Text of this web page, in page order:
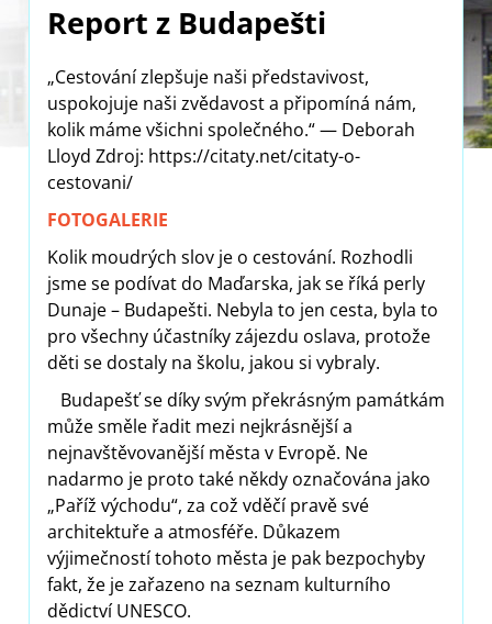
Report z Budapešti
„Cestování zlepšuje naši představivost,
uspokojuje naši zvědavost a připomíná nám,
kolik máme všichni společného.“ — Deborah
Lloyd Zdroj: https://citaty.net/citaty-o-
cestovani/
FOTOGALERIE
Kolik moudrých slov je o cestování. Rozhodli
jsme se podívat do Maďarska, jak se říká perly
Dunaje – Budapešti. Nebyla to jen cesta, byla to
pro všechny účastníky zájezdu oslava, protože
děti se dostaly na školu, jakou si vybraly.
Budapešť se díky svým překrásným památkám
může směle řadit mezi nejkrásnější a
nejnavštěvovanější města v Evropě. Ne
nadarmo je proto také někdy označována jako
„Paříž východu“, za což vděčí pravě své
architektuře a atmosféře. Důkazem
výjimečností tohoto města je pak bezpochyby
fakt, že je zařazeno na seznam kulturního
dědictví UNESCO.